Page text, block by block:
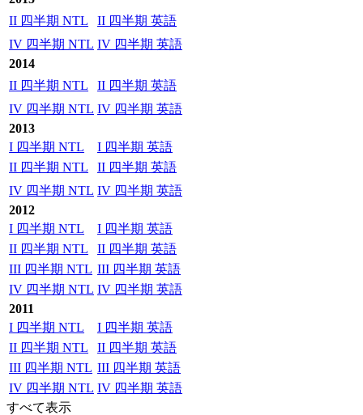
II 四半期 NTL
II 四半期 英語
IV 四半期 NTL IV 四半期 英語
2014
II 四半期 NTL
II 四半期 英語
IV 四半期 NTL IV 四半期 英語
2013
I 四半期 NTL
I 四半期 英語
II 四半期 NTL
II 四半期 英語
IV 四半期 NTL IV 四半期 英語
2012
I 四半期 NTL
I 四半期 英語
II 四半期 NTL
II 四半期 英語
III 四半期 NTL III 四半期 英語
IV 四半期 NTL IV 四半期 英語
2011
I 四半期 NTL
I 四半期 英語
II 四半期 NTL
II 四半期 英語
III 四半期 NTL III 四半期 英語
IV 四半期 NTL IV 四半期 英語
すべて表示